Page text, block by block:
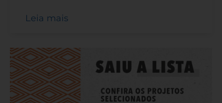
Leia mais